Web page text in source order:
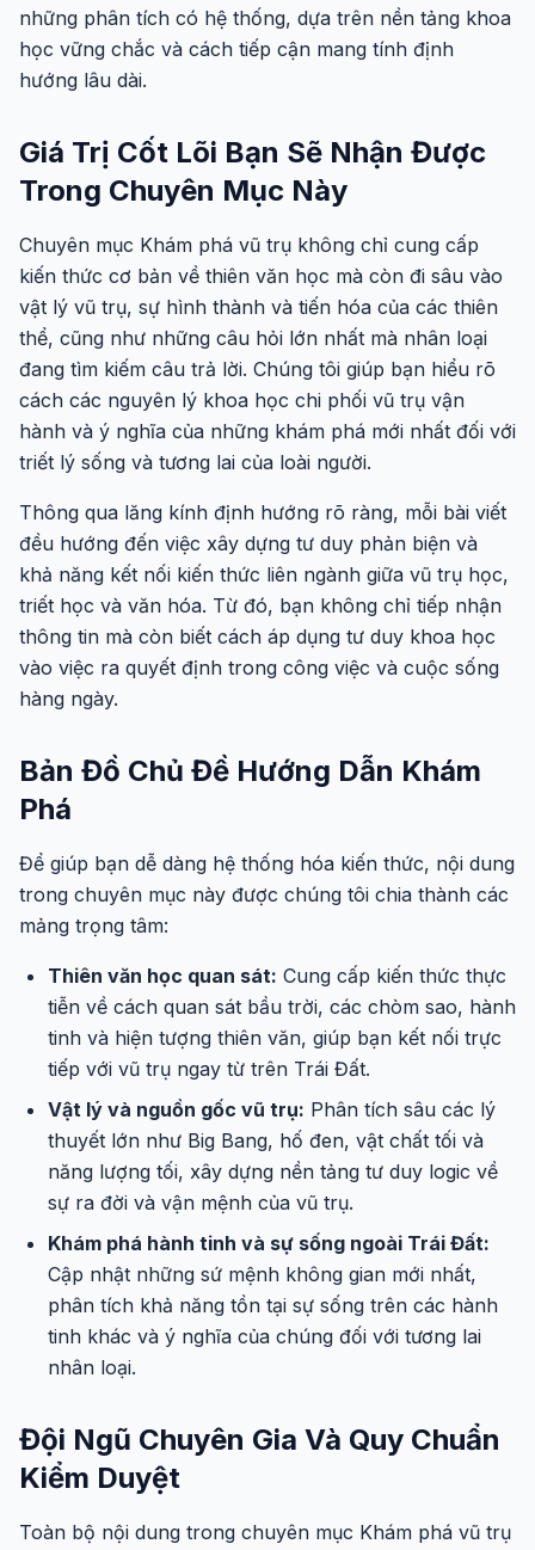
những phân tích có hệ thống, dựa trên nền tảng khoa
học vững chắc và cách tiếp cận mang tính định
hướng lâu dài.
Giá Trị Cốt Lõi Bạn Sẽ Nhận Được
Trong Chuyên Mục Này
Chuyên mục Khám phá vũ trụ không chỉ cung cấp
kiến thức cơ bản về thiên văn học mà còn đi sâu vào
vật lý vũ trụ, sự hình thành và tiến hóa của các thiên
thể, cũng như những câu hỏi lớn nhất mà nhân loại
đang tìm kiếm câu trả lời. Chúng tôi giúp bạn hiểu rõ
cách các nguyên lý khoa học chi phối vũ trụ vận
hành và ý nghĩa của những khám phá mới nhất đối với
triết lý sống và tương lai của loài người.
Thông qua lăng kính định hướng rõ ràng, mỗi bài viết
đều hướng đến việc xây dựng tư duy phản biện và
khả năng kết nối kiến thức liên ngành giữa vũ trụ học,
triết học và văn hóa. Từ đó, bạn không chỉ tiếp nhận
thông tin mà còn biết cách áp dụng tư duy khoa học
vào việc ra quyết định trong công việc và cuộc sống
hàng ngày.
Bản Đồ Chủ Đề Hướng Dẫn Khám
Phá
Để giúp bạn dễ dàng hệ thống hóa kiến thức, nội dung
trong chuyên mục này được chúng tôi chia thành các
mảng trọng tâm:
Thiên văn học quan sát: Cung cấp kiến thức thực
tiễn về cách quan sát bầu trời, các chòm sao, hành
tinh và hiện tượng thiên văn, giúp bạn kết nối trực
tiếp với vũ trụ ngay từ trên Trái Đất.
Vật lý và nguồn gốc vũ trụ: Phân tích sâu các lý
thuyết lớn như Big Bang, hố đen, vật chất tối và
năng lượng tối, xây dựng nền tảng tư duy logic về
sự ra đời và vận mệnh của vũ trụ.
Khám phá hành tinh và sự sống ngoài Trái Đất:
Cập nhật những sứ mệnh không gian mới nhất,
phân tích khả năng tồn tại sự sống trên các hành
tinh khác và ý nghĩa của chúng đối với tương lai
nhân loại.
Đội Ngũ Chuyên Gia Và Quy Chuẩn
Kiểm Duyệt
Toàn bộ nội dung trong chuyên mục Khám phá vũ trụ